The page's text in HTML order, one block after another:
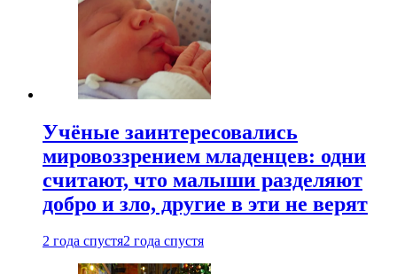
Учёные заинтересовались
мировоззрением младенцев: одни
считают, что малыши разделяют
добро и зло, другие в эти не верят
2 года спустя2 года спустя